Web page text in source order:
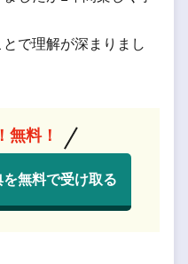
で理解が深まりまし
無料！
無料で受け取る